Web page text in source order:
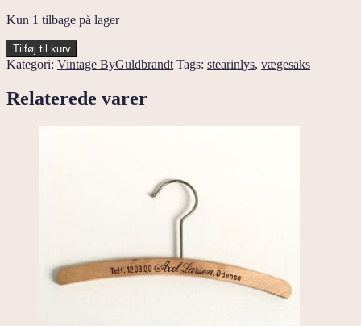
Kun 1 tilbage på lager
Vægesaks
i
messing
antal
Tilføj til kurv
Kategori: Vintage ByGuldbrandt Tags: stearinlys, vægesaks
Relaterede varer